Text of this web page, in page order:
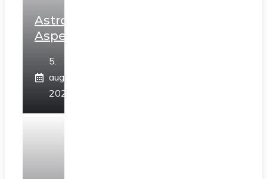
Astrologické
Aspekty
5.
augusta
2026